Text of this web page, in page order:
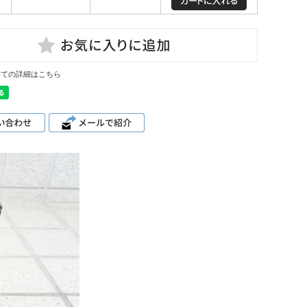
の詳細はこちら